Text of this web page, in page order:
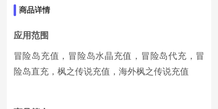
商品详情
应用范围
冒险岛充值，冒险岛水晶充值，冒险岛代充，冒
险岛直充，枫之传说充值，海外枫之传说充值